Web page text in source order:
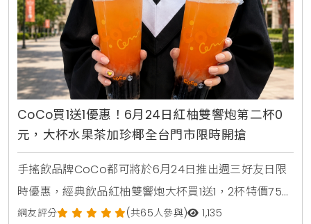
CoCo買1送1優惠！6月24日紅柚雙響炮第二杯0
元，大杯水果茶加珍椰全台門市限時開搶
手搖飲品牌CoCo都可將於6月24日推出週三好友日限
時優惠，經典飲品紅柚雙響炮大杯買1送1，2杯特價75
元。消費者透過官方LINE帳號領取優惠券，即可在線上
網友評分 (共65人參與) 1,135